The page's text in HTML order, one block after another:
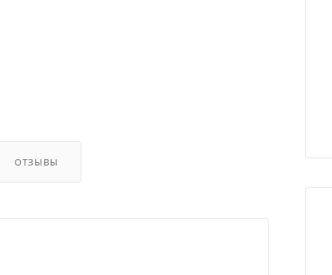
ОТЗЫВЫ